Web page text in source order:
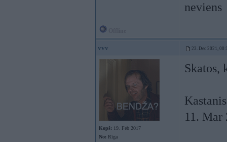
neviens
vvv 23. Dec 2021,
Kopš: 19. Feb 2017
No: Rīga
Skatos,
11. Mar